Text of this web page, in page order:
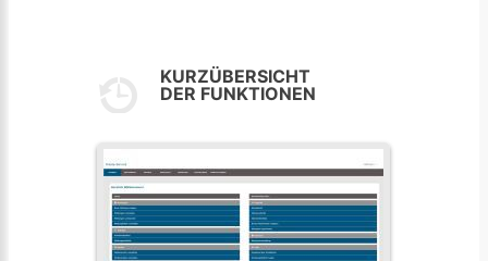
KURZÜBERSICHT
DER FUNKTIONEN